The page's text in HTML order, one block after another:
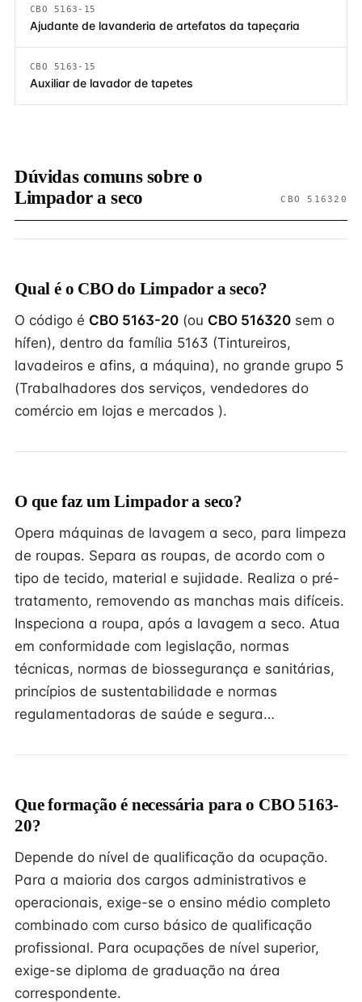
CBO 5163-15
Ajudante de lavanderia de artefatos da tapeçaria
CBO 5163-15
Auxiliar de lavador de tapetes
Dúvidas comuns sobre o
Limpador a seco
CBO 516320
Qual é o CBO do Limpador a seco?
O código é CBO 5163-20 (ou CBO 516320 sem o
hífen), dentro da família 5163 (Tintureiros,
lavadeiros e afins, a máquina), no grande grupo 5
(Trabalhadores dos serviços, vendedores do
comércio em lojas e mercados ).
O que faz um Limpador a seco?
Opera máquinas de lavagem a seco, para limpeza
de roupas. Separa as roupas, de acordo com o
tipo de tecido, material e sujidade. Realiza o pré-
tratamento, removendo as manchas mais difíceis.
Inspeciona a roupa, após a lavagem a seco. Atua
em conformidade com legislação, normas
técnicas, normas de biossegurança e sanitárias,
princípios de sustentabilidade e normas
regulamentadoras de saúde e segura…
Que formação é necessária para o CBO 5163-
20?
Depende do nível de qualificação da ocupação.
Para a maioria dos cargos administrativos e
operacionais, exige-se o ensino médio completo
combinado com curso básico de qualificação
profissional. Para ocupações de nível superior,
exige-se diploma de graduação na área
correspondente.